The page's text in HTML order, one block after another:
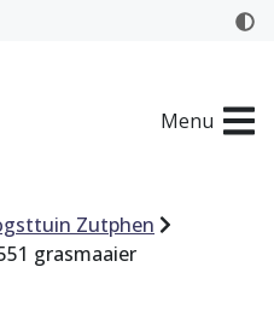
Menu
Zutphen
grasmaaier